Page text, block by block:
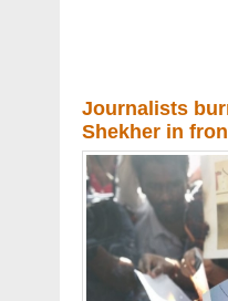
Journalists
Shekher in